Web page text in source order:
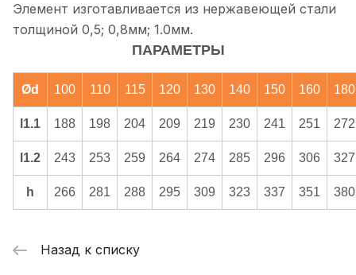
Элемент изготавливается из нержавеющей стали
толщиной 0,5; 0,8мм; 1.0мм.
ПАРАМЕТРЫ
Ød 100 110 115 120 130 140 150 160 180
l1.1 188 198 204 209 219 230 241 251 272
l1.2 243 253 259 264 274 285 296 306 327
h 266 281 288 295 309 323 337 351 380
Назад к списку